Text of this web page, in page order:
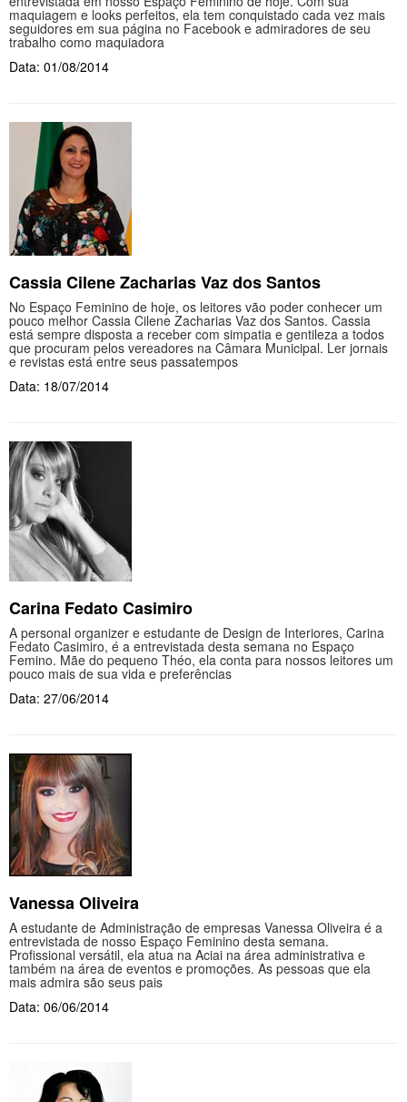
maquiagem e looks perfeitos, ela tem conquistado cada vez mais
seguidores em sua página no Facebook e admiradores de seu
trabalho como maquiadora
Data: 01/08/2014
Cassia Cilene Zacharias Vaz dos Santos
No Espaço Feminino de hoje, os leitores vão poder conhecer um
pouco melhor Cassia Cilene Zacharias Vaz dos Santos. Cassia
está sempre disposta a receber com simpatia e gentileza a todos
que procuram pelos vereadores na Câmara Municipal. Ler jornais
e revistas está entre seus passatempos
Data: 18/07/2014
Carina Fedato Casimiro
A personal organizer e estudante de Design de Interiores, Carina
Fedato Casimiro, é a entrevistada desta semana no Espaço
Femino. Mãe do pequeno Théo, ela conta para nossos leitores um
pouco mais de sua vida e preferências
Data: 27/06/2014
Vanessa Oliveira
A estudante de Administração de empresas Vanessa Oliveira é a
entrevistada de nosso Espaço Feminino desta semana.
Profissional versátil, ela atua na Aciai na área administrativa e
também na área de eventos e promoções. As pessoas que ela
mais admira são seus pais
Data: 06/06/2014